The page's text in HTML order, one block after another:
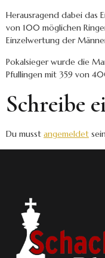
Herausragend dabei das
von 100 möglichen
Einzelwertung der
Pokalsieger wurde die
Pfullingen mit 359 von
Schreibe
Du musst angemeldet